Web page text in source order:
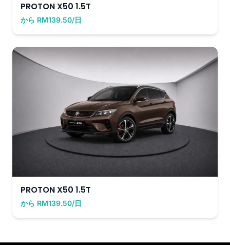
PROTON X50 1.5T
から RM139.50/日
PROTON X50 1.5T
から RM139.50/日